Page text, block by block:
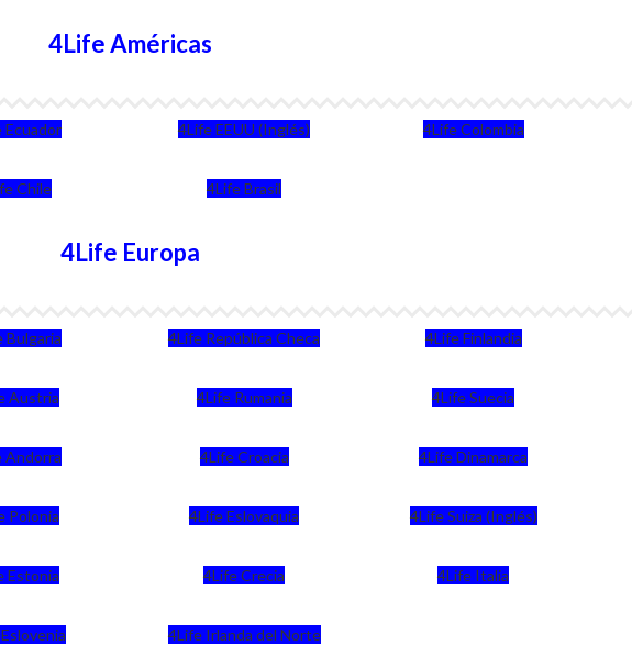
4Life Américas
Ecuador 4Life EEUU (Inglés) 4Life Colombia
Chile 4Life Brasil
4Life Europa
Bulgaria 4Life República Checa 4Life Finlandia
Austria 4Life Rumania 4Life Suecia
Andorra 4Life Croacia 4Life Dinamarca
Polonia 4Life Eslovaquia 4Life Suiza (Inglés)
Estonia 4Life Crecia 4Life Italia
4Life Irlanda del Norte